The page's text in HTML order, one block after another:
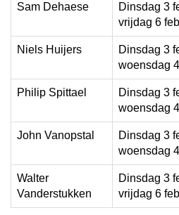
Sam Dehaese
Dinsdag 3
vrijdag 6
Niels Huijers
Dinsdag 3
woensdag
Philip Spittael
Dinsdag 3
woensdag
John Vanopstal
Dinsdag 3
woensdag
Walter
Vanderstukken
Dinsdag 3
vrijdag 6